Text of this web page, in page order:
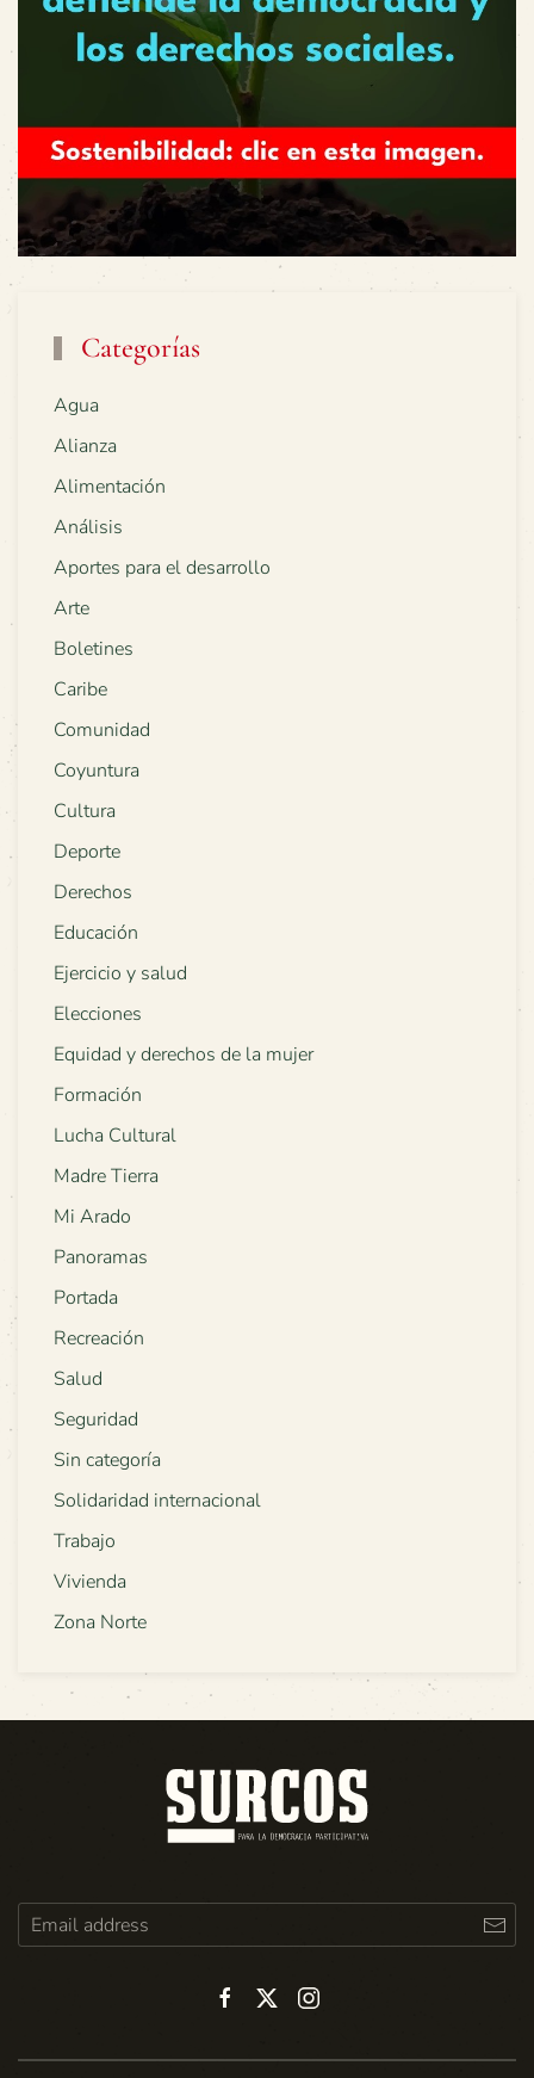
Categorías
Agua
Alianza
Alimentación
Análisis
Aportes para el desarrollo
Arte
Boletines
Caribe
Comunidad
Coyuntura
Cultura
Deporte
Derechos
Educación
Ejercicio y salud
Elecciones
Equidad y derechos de la mujer
Formación
Lucha Cultural
Madre Tierra
Mi Arado
Panoramas
Portada
Recreación
Salud
Seguridad
Sin categoría
Solidaridad internacional
Trabajo
Vivienda
Zona Norte